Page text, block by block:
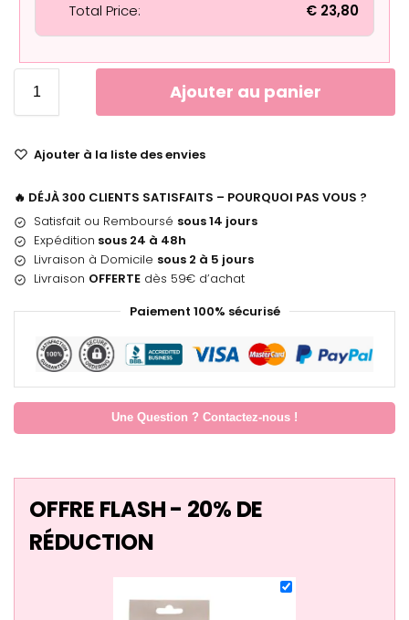
Total Price:
€ 23,80
Ajouter au panier
Ajouter à la liste des envies
🔥 DÉJÀ 300 CLIENTS SATISFAITS – POURQUOI PAS VOUS ?
Satisfait ou Remboursé sous 14 jours
Expédition sous 24 à 48h
Livraison à Domicile sous 2 à 5 jours
Livraison OFFERTE dès 59€ d’achat
Paiement 100% sécurisé
Une Question ? Contactez-nous !
OFFRE FLASH - 20% DE
RÉDUCTION